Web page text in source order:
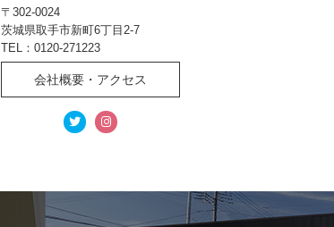
〒302-0024
茨城県取手市新町6丁目2-7
TEL：0120-271223
会社概要・アクセス